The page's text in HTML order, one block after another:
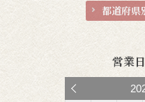
都道府県
営業